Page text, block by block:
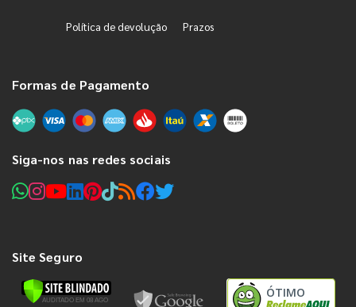
Política de devolução Prazos
Formas de Pagamento
Siga-nos nas redes sociais
Site Seguro
ÓTIMO